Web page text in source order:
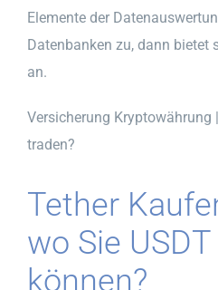
Elemente der
Datenbanken zu, dann bietet
an.
Versicherung Kryptowährung
traden?
Tether
wo Sie
können?